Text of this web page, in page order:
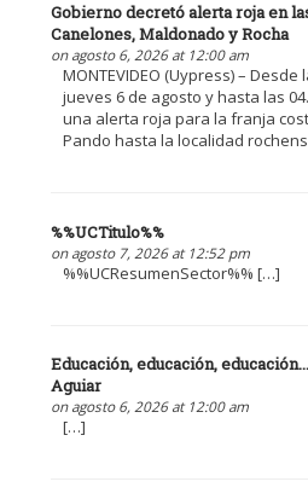
Gobierno decretó alerta roja en
Canelones, Maldonado y Rocha
on agosto 6, 2026 at 12:00 am
MONTEVIDEO (Uypress) –
jueves 6 de agosto y hasta las
una alerta roja para la franja
Pando hasta la localidad
%%UCTitulo%%
on agosto 7, 2026 at 12:52 pm
%%UCResumenSector%% […]
Educación, educación,
Aguiar
on agosto 6, 2026 at 12:00 am
[…]